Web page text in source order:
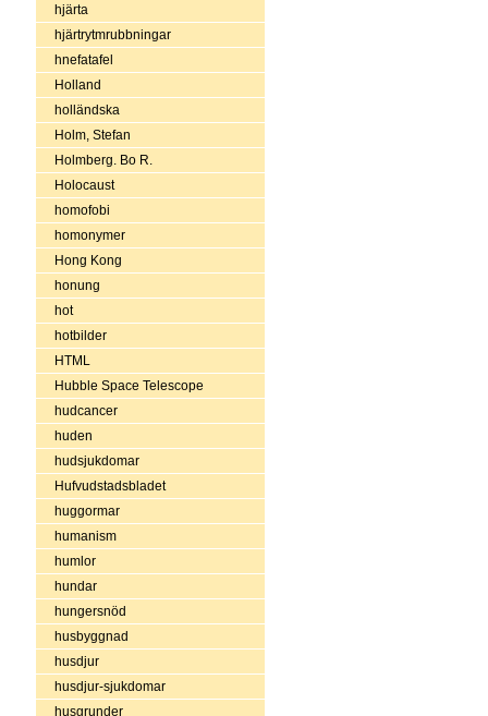
hjärta
hjärtrytmrubbningar
hnefatafel
Holland
holländska
Holm, Stefan
Holmberg. Bo R.
Holocaust
homofobi
homonymer
Hong Kong
honung
hot
hotbilder
HTML
Hubble Space Telescope
hudcancer
huden
hudsjukdomar
Hufvudstadsbladet
huggormar
humanism
humlor
hundar
hungersnöd
husbyggnad
husdjur
husdjur-sjukdomar
husgrunder